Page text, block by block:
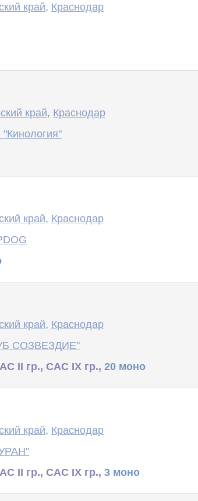
край, Краснодар
край, Краснодар
край, Краснодар
край, Краснодар
СОЗВЕЗДИЕ"
II гр., САС IX гр., 20 моно
край, Краснодар
II гр., САС IX гр., 3 моно